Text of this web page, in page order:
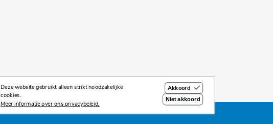
Deze website gebruikt alleen strikt noodzakelijke
cookies.
Meer informatie over ons privacybeleid.
Akkoord
Niet akkoord